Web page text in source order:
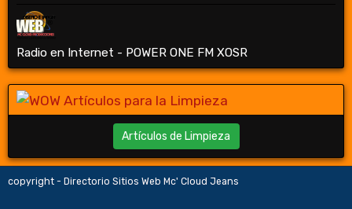
Radio en Internet - POWER ONE FM XOSR
Artículos de Limpieza
copyright - Directorio Sitios Web Mc' Cloud Jeans